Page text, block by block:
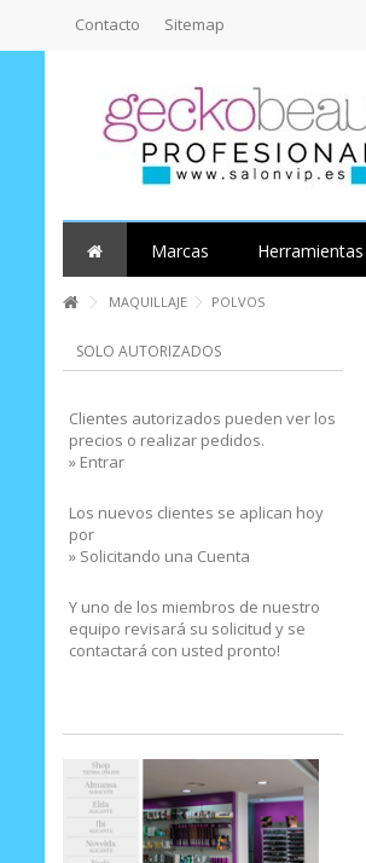
Contacto Sitemap
Marcas Herramientas
MAQUILLAJE POLVOS
SOLO AUTORIZADOS
Clientes autorizados pueden ver los
precios o realizar pedidos.
» Entrar
Los nuevos clientes se aplican hoy
por
» Solicitando una Cuenta
Y uno de los miembros de nuestro
equipo revisará su solicitud y se
contactará con usted pronto!